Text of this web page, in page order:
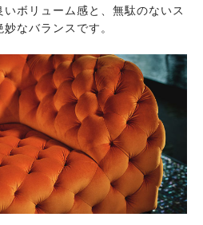
ボリューム感と、無駄のないス
なバランスです。